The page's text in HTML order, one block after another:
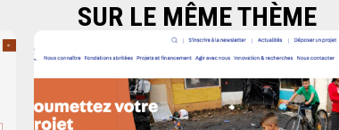
SUR LE MÊME THÈME